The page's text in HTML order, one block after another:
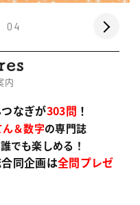
04
内
なぎが303問 ！
＆数字の専門誌
でも楽しめる！
同企画は全問プレゼ